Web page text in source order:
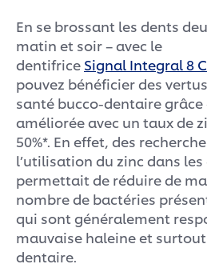
En se brossant les dents
matin et soir – avec le
dentifrice Signal Integral 8
pouvez bénéficier des
santé bucco-dentaire
améliorée avec un taux de
50%*. En effet, des
l’utilisation du zinc dans
permettait de réduire de
nombre de bactéries
qui sont généralement
mauvaise haleine et
dentaire.